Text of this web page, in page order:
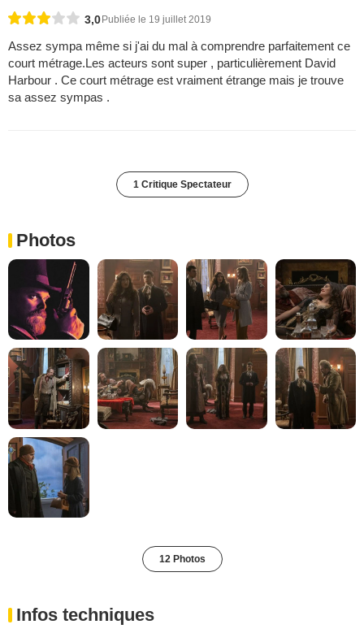
3,0Publiée le 19 juillet 2019
Assez sympa même si j'ai du mal à comprendre parfaitement ce
court métrage.Les acteurs sont super , particulièrement David
Harbour . Ce court métrage est vraiment étrange mais je trouve
sa assez sympas .
1 Critique Spectateur
Photos
12 Photos
Infos techniques